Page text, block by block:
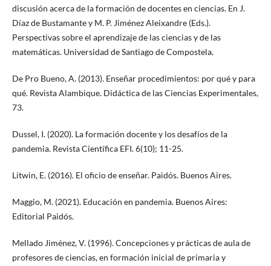
discusión acerca de la formación de docentes en ciencias. En J.
Díaz de Bustamante y M. P. Jiménez Aleixandre (Eds.).
Perspectivas sobre el aprendizaje de las ciencias y de las
matemáticas. Universidad de Santiago de Compostela.
De Pro Bueno, A. (2013). Enseñar procedimientos: por qué y para
qué. Revista Alambique. Didáctica de las Ciencias Experimentales,
73.
Dussel, I. (2020). La formación docente y los desafíos de la
pandemia. Revista Científica EFI. 6(10); 11-25.
Litwin, E. (2016). El oficio de enseñar. Paidós. Buenos Aires.
Maggio, M. (2021). Educación en pandemia. Buenos Aires:
Editorial Paidós.
Mellado Jiménez, V. (1996). Concepciones y prácticas de aula de
profesores de ciencias, en formación inicial de primaria y